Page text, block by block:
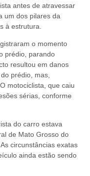
antes de atravessar
um dos pilares da
à estrutura.
o momento
prédio, parando
resultou em danos
prédio, mas,
motociclista, que caiu
sérias, conforme
do carro estava
de Mato Grosso do
circunstâncias exatas
ainda estão sendo